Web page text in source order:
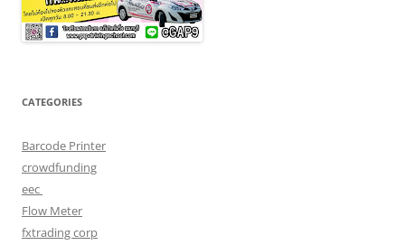
CATEGORIES
Barcode Printer
crowdfunding
eec
Flow Meter
fxtrading corp